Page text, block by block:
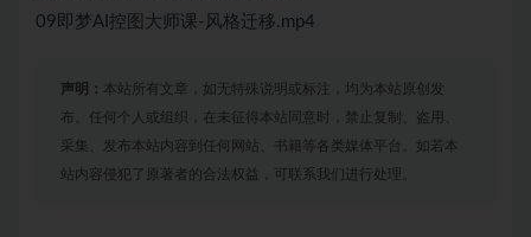
09即梦AI控图大师课-风格迁移.mp4
声明： 本站所有文章，如无特殊说明或标注，均为本站原创发
布。任何个人或组织，在未征得本站同意时，禁止复制、盗用、
采集、发布本站内容到任何网站、书籍等各类媒体平台。如若本
站内容侵犯了原著者的合法权益，可联系我们进行处理。